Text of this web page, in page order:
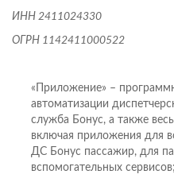
ИНН 2411024330
ОГРН 1142411000522
«Приложение» –
автоматизации
служба Бонус, а также
включая приложения для
ДС Бонус пассажир, для
вспомогательных сервисов;